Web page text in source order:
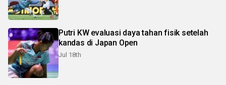
Putri KW evaluasi daya tahan fisik setelah
kandas di Japan Open
Jul 18th